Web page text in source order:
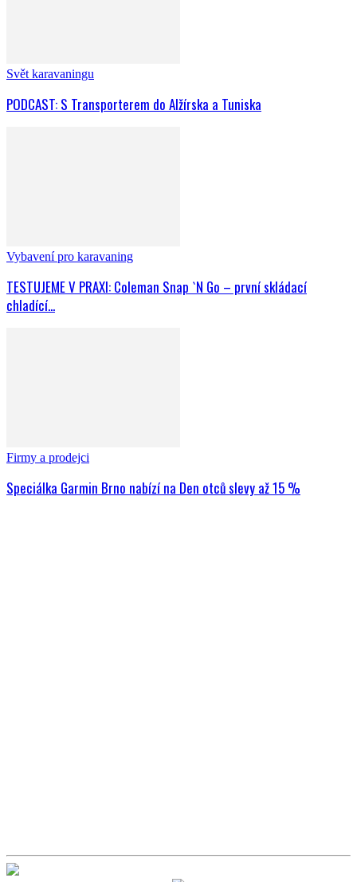
Svět karavaningu
PODCAST: S Transporterem do Alžírska a Tuniska
Vybavení pro karavaning
TESTUJEME V PRAXI: Coleman Snap `N Go – první skládací
chladící...
Firmy a prodejci
Speciálka Garmin Brno nabízí na Den otců slevy až 15 %